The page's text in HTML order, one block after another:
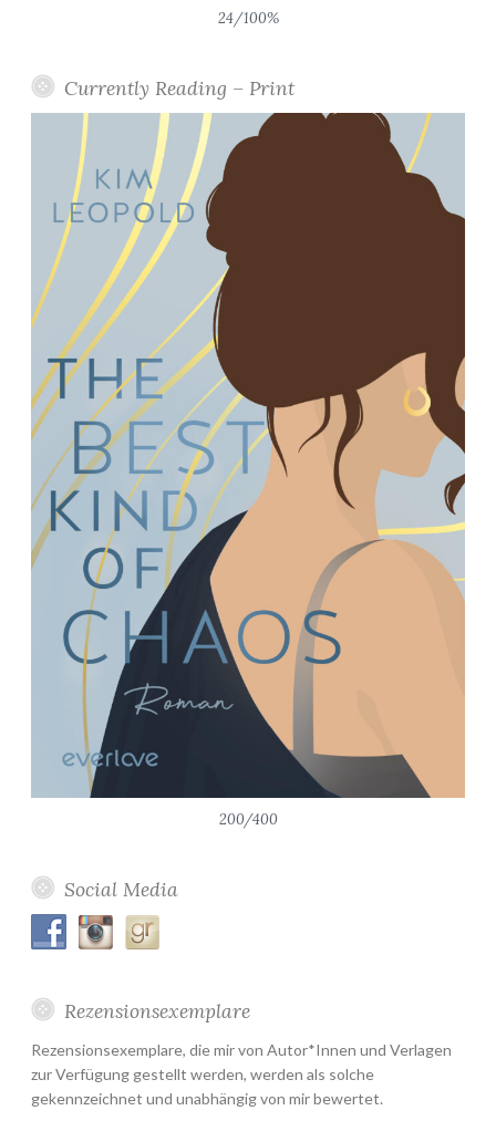
24/100%
Currently Reading – Print
200/400
Social Media
Rezensionsexemplare
Rezensionsexemplare, die mir von Autor*Innen und Verlagen
zur Verfügung gestellt werden, werden als solche
gekennzeichnet und unabhängig von mir bewertet.